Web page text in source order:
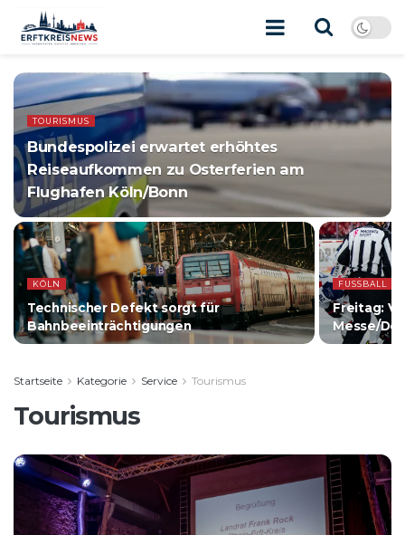
TOURISMUS
Bundespolizei erwartet erhöhtes
Reiseaufkommen zu Osterferien am
Flughafen Köln/Bonn
KÖLN
Technischer Defekt sorgt für
Bahnbeeinträchtigungen
FUSSBALL
Freitag:
Messe/
Startseite Kategorie Service Tourismus
Tourismus